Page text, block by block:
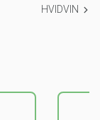
HVIDVIN